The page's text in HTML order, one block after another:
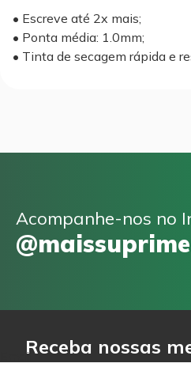
• Escreve até 2x mais;
• Ponta média: 1.0mm;
• Tinta de secagem rápida e
Acompanhe-nos no
Receba nossas
Email